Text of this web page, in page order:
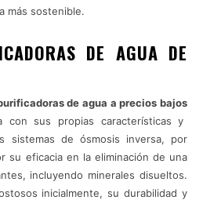
más sostenible.
DE AGUA DE
de agua a precios bajos
con sus propias características y
sistemas de ósmosis inversa, por
su eficacia en la eliminación de una
incluyendo minerales disueltos.
inicialmente, su durabilidad y